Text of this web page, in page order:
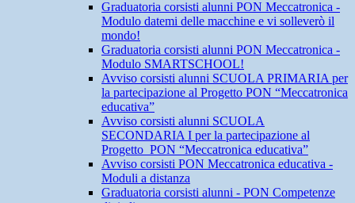
Graduatoria corsisti alunni PON Meccatronica -
Modulo datemi delle macchine e vi solleverò il
mondo!
Graduatoria corsisti alunni PON Meccatronica -
Modulo SMARTSCHOOL!
Avviso corsisti alunni SCUOLA PRIMARIA per
la partecipazione al Progetto PON “Meccatronica
educativa”
Avviso corsisti alunni SCUOLA
SECONDARIA I per la partecipazione al
Progetto PON “Meccatronica educativa”
Avviso corsisti PON Meccatronica educativa -
Moduli a distanza
Graduatoria corsisti alunni - PON Competenze